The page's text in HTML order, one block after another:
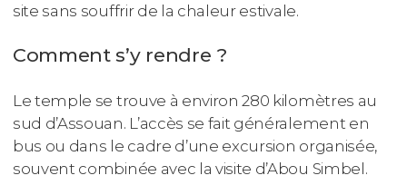
site sans souffrir de la chaleur estivale.
Comment s’y rendre ?
Le temple se trouve à environ 280 kilomètres au
sud d’Assouan. L’accès se fait généralement en
bus ou dans le cadre d’une excursion organisée,
souvent combinée avec la visite d’Abou Simbel.